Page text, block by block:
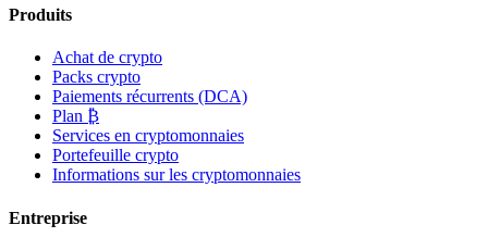
Produits
Achat de crypto
Packs crypto
Paiements récurrents (DCA)
Plan ₿
Services en cryptomonnaies
Portefeuille crypto
Informations sur les cryptomonnaies
Entreprise